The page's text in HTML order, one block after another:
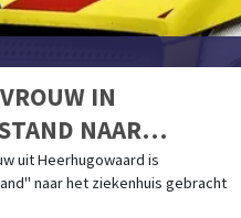
IN
NAAR
uit Heerhugowaard is
naar het ziekenhuis gebracht